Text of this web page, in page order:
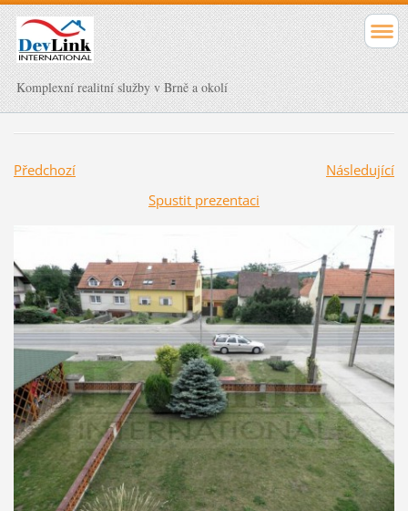
Komplexní realitní služby v Brně a okolí
Předchozí
Následující
Spustit prezentaci